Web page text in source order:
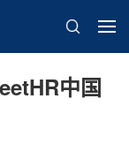
中国